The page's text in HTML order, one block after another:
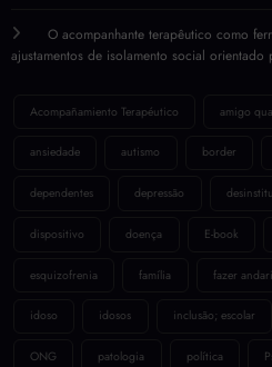
O acompanhante terapêutico como
ajustamentos de isolamento social orientado
Acompañamiento Terapéutico amigo
ansiedade autismo border
dependentes depressão
dispositivo doença E-book
esquizofrenia família fazer
idoso idosos inclusão; escolar
ONG patologia política